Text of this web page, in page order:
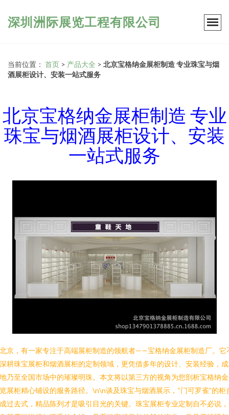
深圳洲际展览工程有限公司
当前位置： 首页 > 产品大全 > 北京宝格纳金展柜制造 专业珠宝与烟
酒展柜设计、安装一站式服务
北京宝格纳金展柜制造 专业
珠宝与烟酒展柜设计、安装
一站式服务
京，有一家专注于高端展柜制造的领航者——宝格纳金展柜制造厂。它
耕珠宝展柜和烟酒展柜的定制领域，更凭借多年的设计、安装经验，
乃至全国市场中的璀璨明珠。本文将以第三方的视角为您剖析宝格纳
展柜精心铺设的服务路径。\n\n谈及珠宝与烟酒展示，“门可罗雀”的柜
过去式，精品陈列才是吸引目光的关键。珠宝展柜专业定制自不必说